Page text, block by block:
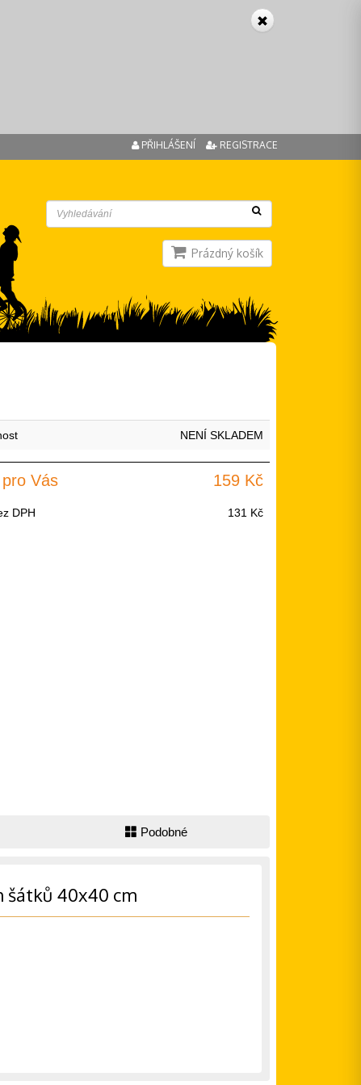
PŘIHLÁŠENÍ REGISTRACE
Prázdný košík
NENÍ SKLADEM
Vás 159 Kč
DPH 131 Kč
Podobné
šátků 40x40 cm